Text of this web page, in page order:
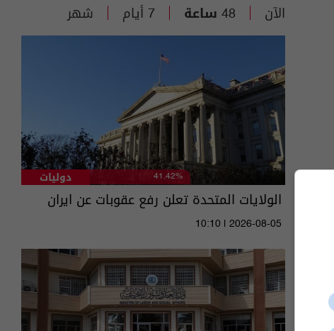
الآن 48 ساعة 7 أيام شهر
دوليات 41.42%
الولايات المتحدة تعلن رفع عقوبات عن ايران
10:10 | 2026-08-05